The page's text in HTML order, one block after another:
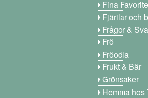
Fina
Fjärilar och
Frågor &
Frö
Fröodla
Frukt & Bär
Grönsaker
Hemma hos